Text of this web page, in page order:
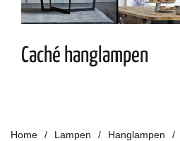
Caché hanglampen
Home Lampen Hanglampen